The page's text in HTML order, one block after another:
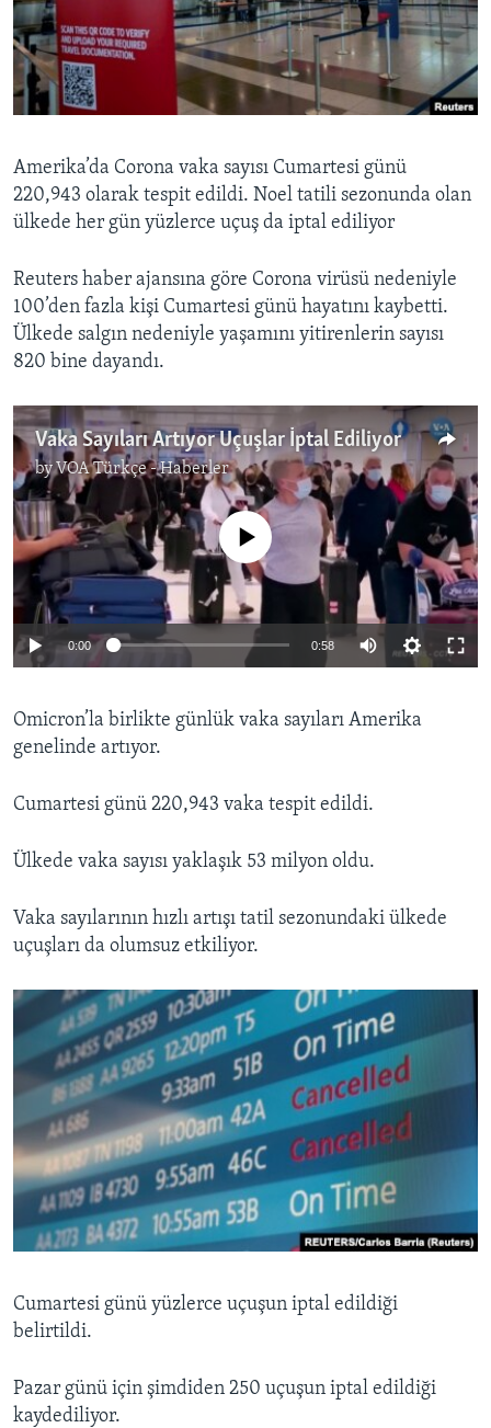
HAYATTAN
SANAT
BIZI TAKIP EDIN
Diller
Amerika’da Corona vaka sayısı Cumartesi günü
220,943 olarak tespit edildi. Noel tatili sezonunda olan
ülkede her gün yüzlerce uçuş da iptal ediliyor
Reuters haber ajansına göre Corona virüsü nedeniyle
100’den fazla kişi Cumartesi günü hayatını kaybetti.
Ülkede salgın nedeniyle yaşamını yitirenlerin sayısı
820 bine dayandı.
Vaka Sayıları Artıyor Uçuşlar İptal Ediliyor
byVOA Türkçe - Haberler
No media source currently available
0:00 0:58
Omicron’la birlikte günlük vaka sayıları Amerika
genelinde artıyor.
Cumartesi günü 220,943 vaka tespit edildi.
Ülkede vaka sayısı yaklaşık 53 milyon oldu.
Vaka sayılarının hızlı artışı tatil sezonundaki ülkede
uçuşları da olumsuz etkiliyor.
Cumartesi günü yüzlerce uçuşun iptal edildiği
belirtildi.
Pazar günü için şimdiden 250 uçuşun iptal edildiği
kaydediliyor.